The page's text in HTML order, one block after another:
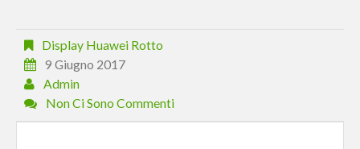
Display Huawei Rotto
9 Giugno 2017
Admin
Non Ci Sono Commenti